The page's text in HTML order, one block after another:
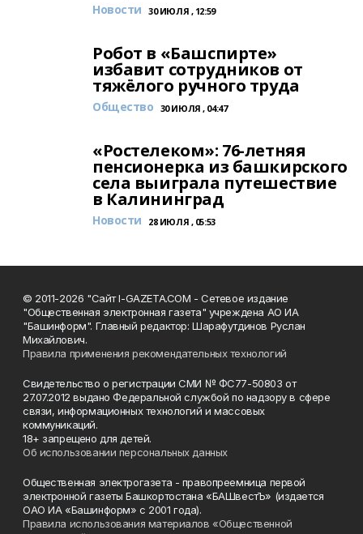
Новости 30 ИЮЛЯ , 12:59
Робот в «Башспирте»
избавит сотрудников от
тяжёлого ручного труда
Общество 30 ИЮЛЯ , 04:47
«Ростелеком»: 76-летняя
пенсионерка из башкирского
села выиграла путешествие
в Калининград
Новости 28 ИЮЛЯ , 05:53
© 2011-2026 "Сайт I-GAZETA.COM - Сетевое издание
"Общественная электронная газета" учреждена АО ИА
"Башинформ". Главный редактор: Шарафутдинов Руслан
Михайлович.
Правила применения рекомендательных технологий
Свидетельство о регистрации СМИ № ФС77-50803 от
27.07.2012 выдано Федеральной службой по надзору в сфере
связи, информационных технологий и массовых
коммуникаций.
18+ запрещено для детей.
Об использовании персональных данных
Общественная электрогазета - правопреемница первой
электронной газеты Башкортостана «БАШвестЪ» (издается
ОАО ИА «Башинформ» с 2001 года).
Правила использования материалов «Общественной